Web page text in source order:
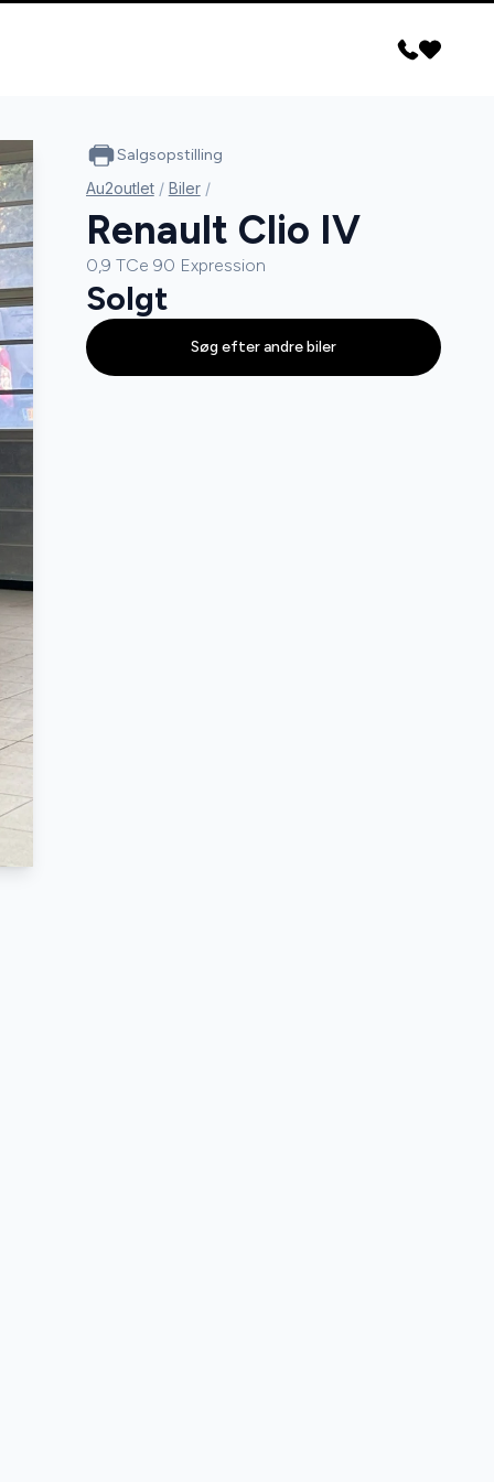
Salgsopstilling
Au2outlet / Biler /
Renault Clio IV
0,9 TCe 90 Expression
Solgt
Søg efter andre biler